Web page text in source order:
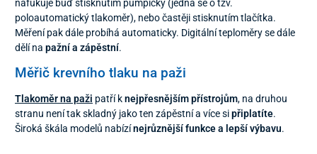
nafukuje buď stisknutím pumpičky (jedná se o tzv.
poloautomatický tlakoměr), nebo častěji stisknutím tlačítka.
Měření pak dále probíhá automaticky. Digitální teploměry se dále
dělí na pažní a zápěstní.
Měřič krevního tlaku na paži
Tlakoměr na paži patří knejpřesnějším přístrojům, na druhou
stranu není tak skladný jako ten zápěstní a více sipřiplatíte.
Široká škála modelů nabízínejrůznější funkce a lepší výbavu.